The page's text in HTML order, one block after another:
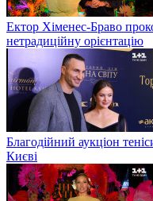
Ектор Хіменес-Браво
нетрадиційну орієнтацію
Благодійний аукціон
Києві